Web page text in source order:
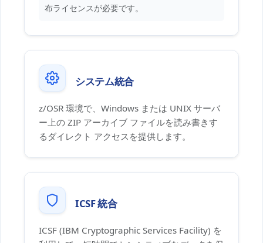
布ライセンスが必要です。
システム統合
z/OSR 環境で、Windows または UNIX サーバ
ー上の ZIP アーカイブ ファイルを読み書きす
るダイレクト アクセスを提供します。
ICSF 統合
ICSF (IBM Cryptographic Services Facility) を